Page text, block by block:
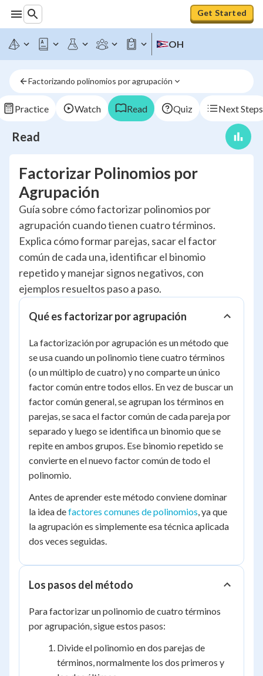
Get Started
OH
Factorizando polinomios por agrupación
Practice Watch Read Quiz Next Steps
Read
Factorizar Polinomios por
Agrupación
Guía sobre cómo factorizar polinomios por
agrupación cuando tienen cuatro términos.
Explica cómo formar parejas, sacar el factor
común de cada una, identificar el binomio
repetido y manejar signos negativos, con
ejemplos resueltos paso a paso.
Qué es factorizar por agrupación
La factorización por agrupación es un método que
se usa cuando un polinomio tiene cuatro términos
(o un múltiplo de cuatro) y no comparte un único
factor común entre todos ellos. En vez de buscar un
factor común general, se agrupan los términos en
parejas, se saca el factor común de cada pareja por
separado y luego se identifica un binomio que se
repite en ambos grupos. Ese binomio repetido se
convierte en el nuevo factor común de todo el
polinomio.
Antes de aprender este método conviene dominar
la idea defactores comunes de polinomios, ya que
la agrupación es simplemente esa técnica aplicada
dos veces seguidas.
Los pasos del método
Para factorizar un polinomio de cuatro términos
por agrupación, sigue estos pasos:
Divide el polinomio en dos parejas de
términos, normalmente los dos primeros y